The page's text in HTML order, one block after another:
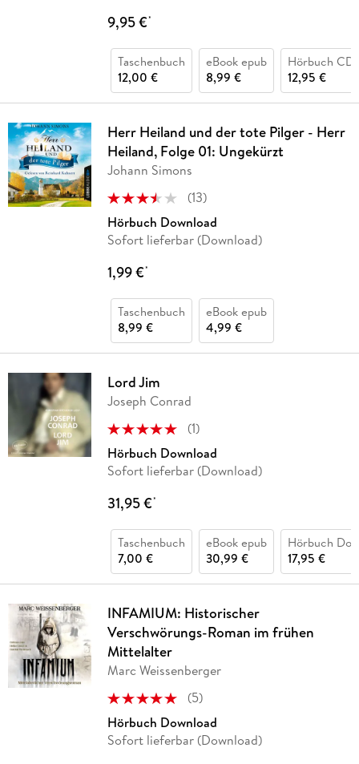
9,95 €*
Taschenbuch
12,00 €
eBook epub
8,99 €
Hörbuch CD
12,95 €
Herr Heiland und der tote Pilger - Herr
Heiland, Folge 01: Ungekürzt
Johann Simons
(13)
Hörbuch Download
Sofort lieferbar (Download)
1,99 €*
Taschenbuch
8,99 €
eBook epub
4,99 €
Lord Jim
Joseph Conrad
(1)
Hörbuch Download
Sofort lieferbar (Download)
31,95 €*
Taschenbuch
7,00 €
eBook epub
30,99 €
Hörbuch
17,95 €
INFAMIUM: Historischer
Verschwörungs-Roman im frühen
Mittelalter
Marc Weissenberger
(5)
Hörbuch Download
Sofort lieferbar (Download)